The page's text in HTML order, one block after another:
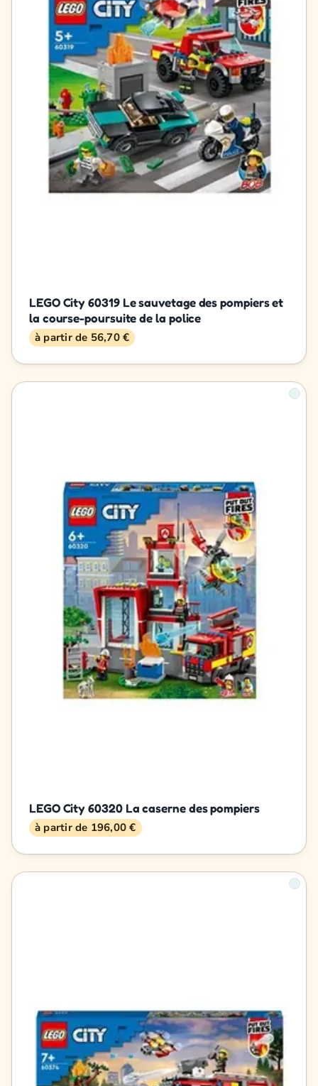
LEGO City 60319 Le sauvetage des pompiers et
la course-poursuite de la police
à partir de 56,70 €
LEGO City 60320 La caserne des pompiers
à partir de 196,00 €